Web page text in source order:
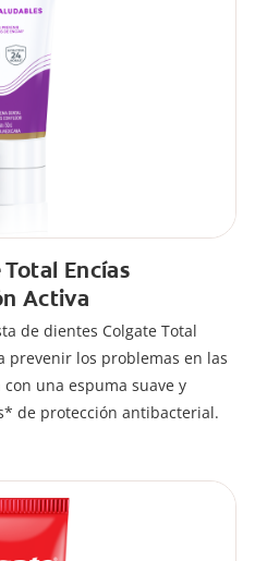
Encías
Activa
de dientes Colgate Total
prevenir los problemas en las
una espuma suave y
de protección antibacterial.